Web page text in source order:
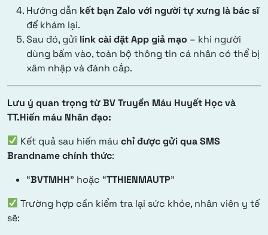
Hướng dẫn kết bạn Zalo với người tự xưng là bác sĩ
để khám lại.
Sau đó, gửi link cài đặt App giả mạo – khi người
dùng bấm vào, toàn bộ thông tin cá nhân có thể bị
xâm nhập và đánh cắp.
Lưu ý quan trọng từ BV Truyền Máu Huyết Học và
TT.Hiến máu Nhân đạo:
Kết quả sau hiến máuchỉ được gửi qua SMS
Brandname chính thức:
“BVTMHH” hoặc “TTHIENMAUTP”
Trường hợp cần kiểm tra lại sức khỏe, nhân viên y tế
sẽ: